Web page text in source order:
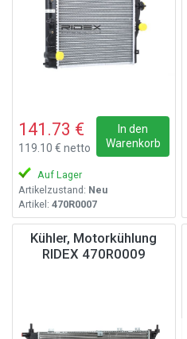
141.73 €
119.10 € netto
In den
Warenkorb
Auf Lager
Artikelzustand: Neu
Artikel: 470R0007
Kühler, Motorkühlung
RIDEX 470R0009